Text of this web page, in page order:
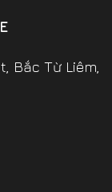
Bắc Từ Liêm,